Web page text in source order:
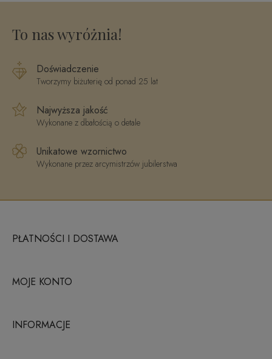
To nas wyróżnia!
Doświadczenie
Tworzymy biżuterię od ponad 25 lat
Najwyższa jakość
Wykonane z dbałością o detale
Unikatowe wzornictwo
Wykonane przez arcymistrzów jubilerstwa
PŁATNOŚCI I DOSTAWA
MOJE KONTO
INFORMACJE